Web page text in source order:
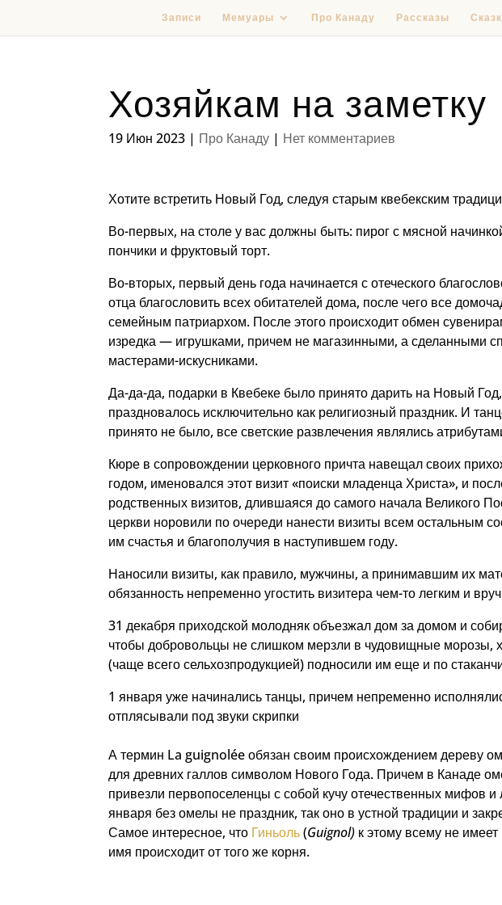
Записи Мемуары Про Канаду Рассказы
Хозяйкам на заметку
19 Июн 2023 | Про Канаду | Нет комментариев
Хотите встретить Новый Год, следуя старым квебекским
Во-первых, на столе у вас должны быть: пирог с мясной
пончики и фруктовый торт.
Во-вторых, первый день года начинается с отеческого
отца благословить всех обитателей дома, после чего все
семейным патриархом. После этого происходит обмен
изредка — игрушками, причем не магазинными, а сделанными
мастерами-искусниками.
Да-да-да, подарки в Квебеке было принято дарить на Новый
праздновалось исключительно как религиозный праздник. И
принято не было, все светские развлечения являлись
Кюре в сопровождении церковного причта навещал своих
годом, именовался этот визит «поиски младенца Христа», и
родственных визитов, длившаяся до самого начала Великого
церкви норовили по очереди нанести визиты всем остальным
им счастья и благополучия в наступившем году.
Наносили визиты, как правило, мужчины, а принимавшим их
обязанность непременно угостить визитера чем-то легким и
31 декабря приходской молодняк объезжал дом за домом и
чтобы добровольцы не слишком мерзли в чудовищные морозы,
(чаще всего сельхозпродукцией) подносили им еще и по
1 января уже начинались танцы, причем непременно
отплясывали под звуки скрипки
А термин La guignolée обязан своим происхождением дереву
для древних галлов символом Нового Года. Причем в Канаде
привезли первопоселенцы с собой кучу отечественных мифов и
января без омелы не праздник, так оно в устной традиции и
Самое интересное, что Гиньоль (Guignol) к этому всему не
имя происходит от того же корня.